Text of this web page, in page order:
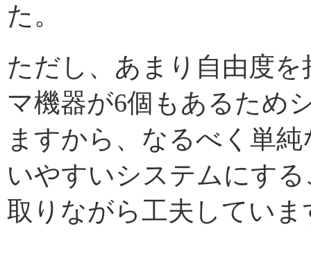
た。
ただし、あまり自由度
マ機器が6個もあるため
ますから、なるべく単
いやすいシステムにす
取りながら工夫していま